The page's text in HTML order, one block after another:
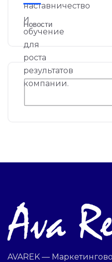
Новости
AVAREK —